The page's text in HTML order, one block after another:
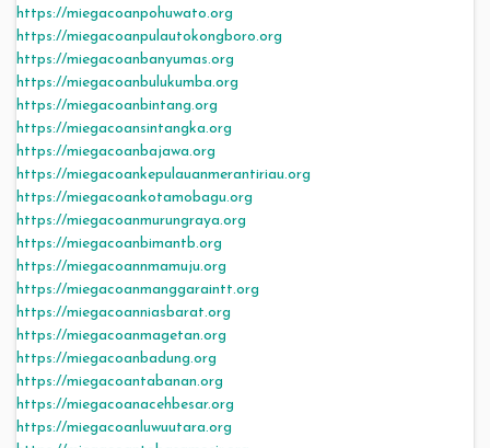
https://miegacoanpohuwato.org
https://miegacoanpulautokongboro.org
https://miegacoanbanyumas.org
https://miegacoanbulukumba.org
https://miegacoanbintang.org
https://miegacoansintangka.org
https://miegacoanbajawa.org
https://miegacoankepulauanmerantiriau.org
https://miegacoankotamobagu.org
https://miegacoanmurungraya.org
https://miegacoanbimantb.org
https://miegacoannmamuju.org
https://miegacoanmanggaraintt.org
https://miegacoanniasbarat.org
https://miegacoanmagetan.org
https://miegacoanbadung.org
https://miegacoantabanan.org
https://miegacoanacehbesar.org
https://miegacoanluwuutara.org